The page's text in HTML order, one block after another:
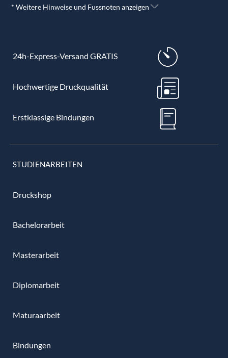
* Weitere Hinweise und Fussnoten anzeigen
24h-Express-Versand GRATIS
Hochwertige Druckqualität
Erstklassige Bindungen
STUDIENARBEITEN
Druckshop
Bachelorarbeit
Masterarbeit
Diplomarbeit
Maturaarbeit
Bindungen